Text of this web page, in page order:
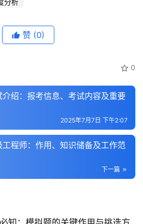
分析
赞 (0)
0
绍：报考信息、考试内容及重要
2025年7月7日 下午2:07
程师：作用、知识储备及工作范
下一篇